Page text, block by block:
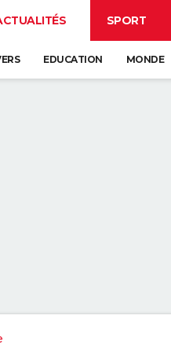
SPORT
EDUCATION MONDE